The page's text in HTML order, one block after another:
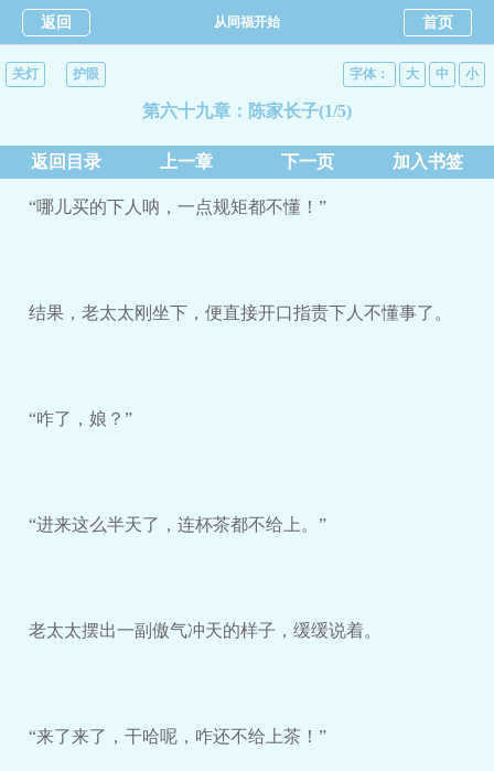
返回 从同福开始 首页
关灯 护眼 字体： 大 中 小
第六十九章：陈家长子(1/5)
返回目录 上一章 下一页 加入书签
“哪儿买的下人呐，一点规矩都不懂！”
结果，老太太刚坐下，便直接开口指责下人不懂事了。
“咋了，娘？”
“进来这么半天了，连杯茶都不给上。”
老太太摆出一副傲气冲天的样子，缓缓说着。
“来了来了，干哈呢，咋还不给上茶！”